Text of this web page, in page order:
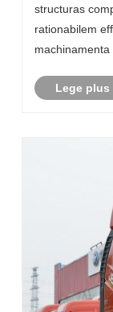
structuras
rationabilem efficiendi. Ad
machinamenta
possunt:Lege plus